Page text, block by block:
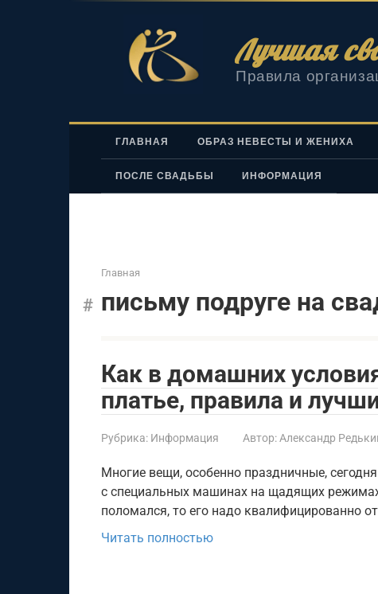
Лучшая
Правила
ГЛАВНАЯ ОБРАЗ НЕВЕСТЫ И ЖЕНИХА
ПОСЛЕ СВАДЬБЫ ИНФОРМАЦИЯ
Главная
письму подруге на
Как в домашних
платье, правила и
Рубрика: Информация Автор: Александр
Многие вещи, особенно праздничные,
с специальных машинах на щадящих
поломался, то его надо квалифицированно
Читать полностью